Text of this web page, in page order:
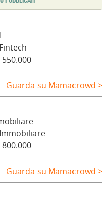
Fintech
550.000
Guarda su Mamacrowd >
Immobiliare
800.000
Guarda su Mamacrowd >